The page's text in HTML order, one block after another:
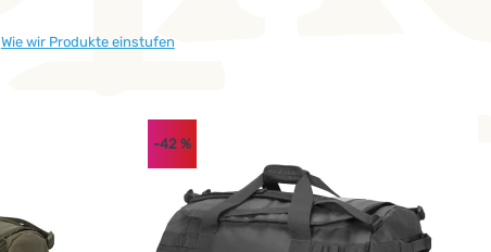
Wie wir Produkte einstufen
-42 %